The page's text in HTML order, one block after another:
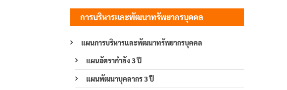
การบริหารและพัฒนาทรัพยากรบุคคล
แผนการบริหารและพัฒนาทรัพยากรบุคคล
แผนอัตรากำลัง 3 ปี
แผนพัฒนาบุคลากร 3 ปี